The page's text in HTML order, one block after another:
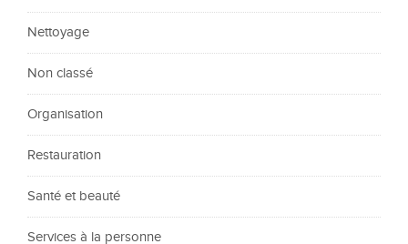
Nettoyage
Non classé
Organisation
Restauration
Santé et beauté
Services à la personne